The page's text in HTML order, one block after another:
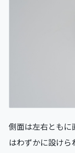
側面は左右ともに
はわずかに設けら